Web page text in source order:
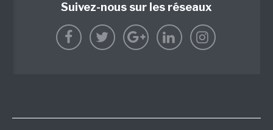
Suivez-nous sur les réseaux